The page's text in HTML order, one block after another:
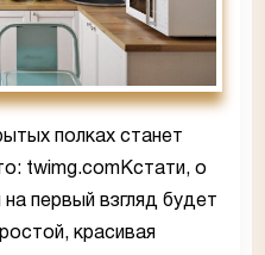
полках станет
twimg.comКстати, о
первый взгляд будет
красивая